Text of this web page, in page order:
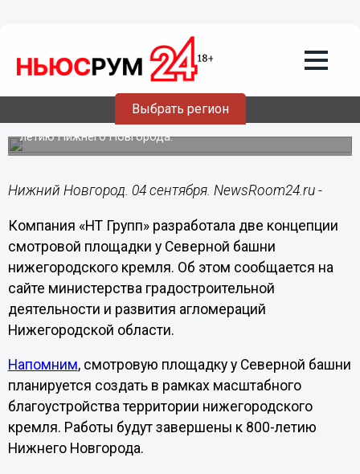
Выбрать регион
04.09.202017:02
Разработаны концепции смотровой
площадки у нижегородского кремля
Ее создадут в рамках благоустройства кремля к 800-
летию Нижнего Новгорода.
Нижний Новгород. 04 сентября. NewsRoom24.ru -
Компания «НТ Групп» разработала две концепции
смотровой площадки у Северной башни
нижегородского кремля. Об этом сообщается на
сайте министерства градостроительной
деятельности и развития агломераций
Нижегородской области.
Напомним, смотровую площадку у Северной башни
планируется создать в рамках масштабного
благоустройства территории нижегородского
кремля. Работы будут завершены к 800-летию
Нижнего Новгорода.